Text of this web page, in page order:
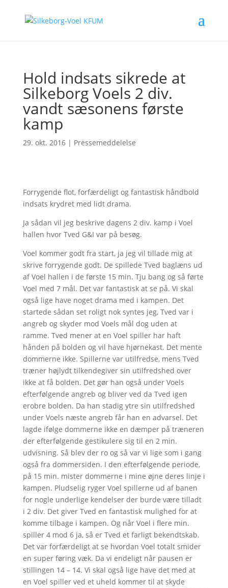
Hold indsats sikrede at
Silkeborg Voels 2 div.
vandt sæsonens første
kamp
29. okt. 2016| Pressemeddelelse
Forrygende flot, forfærdeligt og fantastisk håndbold
indsats krydret med lidt drama.
Ja sådan vil jeg beskrive dagens 2 div. kamp i Voel
hallen hvor Tved G&I var på besøg.
Voel kommer godt fra start, ja jeg vil tillade mig at
skrive forrygende godt. De spillede Tved baglæns ud
af Voel hallen i de første 15 min. Tju bang og så førte
Voel med 7 mål. Det var fantastisk at se på. Vi skal
også lige have noget drama med i kampen. Det
startede sådan set roligt nok syntes jeg, Tved var i
angreb og skyder mod Voels mål dog uden at
ramme. Tved mener at en Voel spiller har haft
hånden på bolden og vil have hjørnekast. Det mente
dommerne ikke. Spillerne var utilfredse, mens Tved
træner højlydt tilkendegiver sin utilfredshed over
ikke at få bolden. Det gør han også under Voels
efterfølgende angreb og bliver ved da Tved igen
erobre bolden. Da han stadig ytre sin utilfredshed
under Voels næste angreb får han en advarsel. Det
lagde ifølge dommerne ikke en dæmper på træneren
der efterfølgende gestikulere sig til en 2 min.
udvisning. Så blev der ro og så var vi lige som i gang
også fra dommersiden. I den efterfølgende periode,
på 15 min. mister dommerne i mine øjne deres linje i
kampen. Pludselig ryger Voel spillerne ud af banen
for nogle underlige kendelser der burde være tilladt
i 2 div. Det giver Tved en fantastisk mulighed for at
komme tilbage i kampen. Og når Voel i flere min.
spiller 4 mod 6 ja, så er Tved et farligt bekendtskab.
Det var forfærdeligt at se hvordan Voel totalt smider
en super føring væk. Da vi endeligt når pausen er
stillingen 14 – 14. Vi skal også lige have det med at
en Voel spiller ved et uheld kommer til at skyde